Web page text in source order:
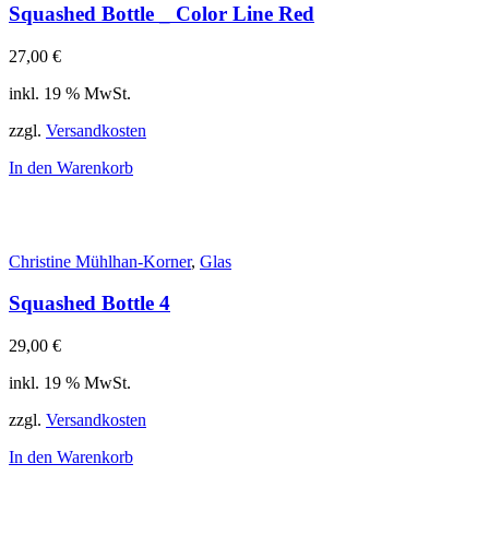
Squashed Bottle _ Color Line Red
27,00 €
inkl. 19 % MwSt.
zzgl. Versandkosten
In den Warenkorb
Christine Mühlhan-Korner, Glas
Squashed Bottle 4
29,00 €
inkl. 19 % MwSt.
zzgl. Versandkosten
In den Warenkorb